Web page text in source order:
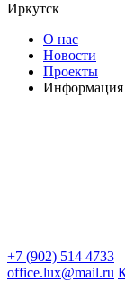
Иркутск
О нас
Новости
Проекты
Информация
+7 (902) 514 4733
office.lux@mail.ru